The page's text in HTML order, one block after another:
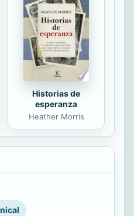
Historias de
esperanza
Heather Morris